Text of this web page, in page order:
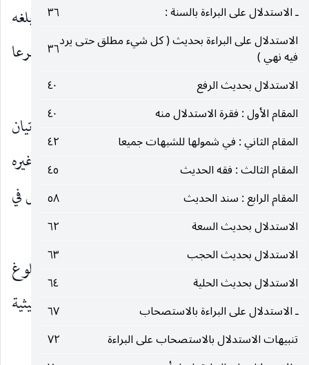
ـ الاستدلال على البراءة بالسنة :
٣٦
الاستدلال على البراءة بحديث ( كل شيء مطلق حتى يرد
فيه نهي )
٣٦
الاستدلال بحديث الرفع
٤٠
المقام الأول : فقرة الاستدلال منه
٤٠
المقام الثاني : في شمولها للشبهات جميعا
٤٢
المقام الثالث : فقه الحديث
٤٥
المقام الرابع : سند الحديث
٥٨
الاستدلال بحديث السعة
٦٢
الاستدلال بحديث الحجب
٦٣
الاستدلال بحديث الحلية
٦٤
ـ الاستدلال على البراءة بالاستصحاب
٦٧
تنبيهات الاستدلال بالاستصحاب على البراءة
٧٢
الأول ـاستفادة ذلك من فاء التفريع في قوله ( من بلغه
شيء من الثواب فعمله ) فانه يدل على كون العمل متفرعا
على البلوغ.
الثاني ـما ورد في جملة منها من التصريح بالإتيان
بالعمل التماسا للثواب أو لقول النبي
فيحمل غيره
عليه أيضا من باب حمل المطلق على المقيد ، وقد نوقش في
الوجه الأول بعدة مناقشات.
منها ـما ذكره المحقق الخراسانيّ ( قده ) من ان البلوغ
قد أخذ بنحو الحيثية التعليلية للعمل لا بنحو الحيثية
التقييدية.